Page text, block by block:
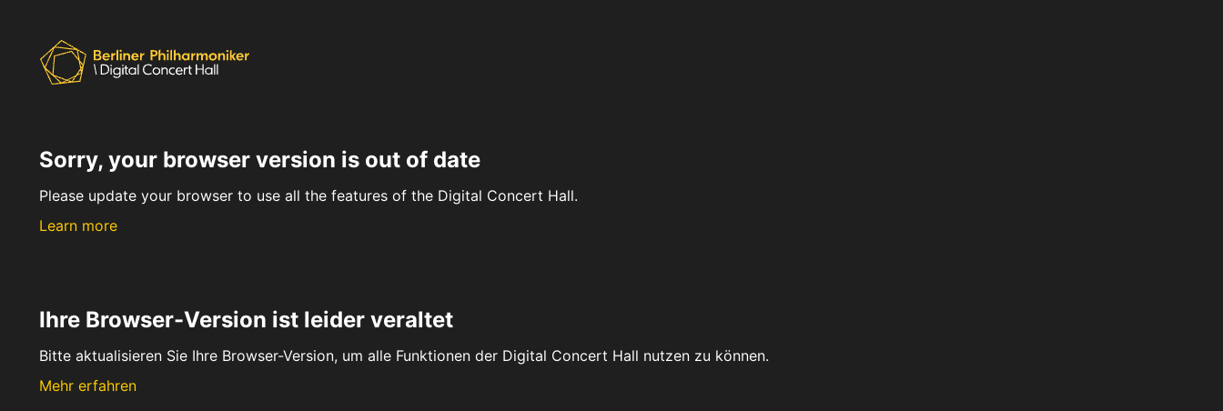
Sorry, your browser version is out of date
Please update your browser to use all the features of the Digital Concert Hall.
Learn more
Ihre Browser-Version ist leider veraltet
Bitte aktualisieren Sie Ihre Browser-Version, um alle Funktionen der Digital Concert Hall nutzen zu können.
Mehr erfahren